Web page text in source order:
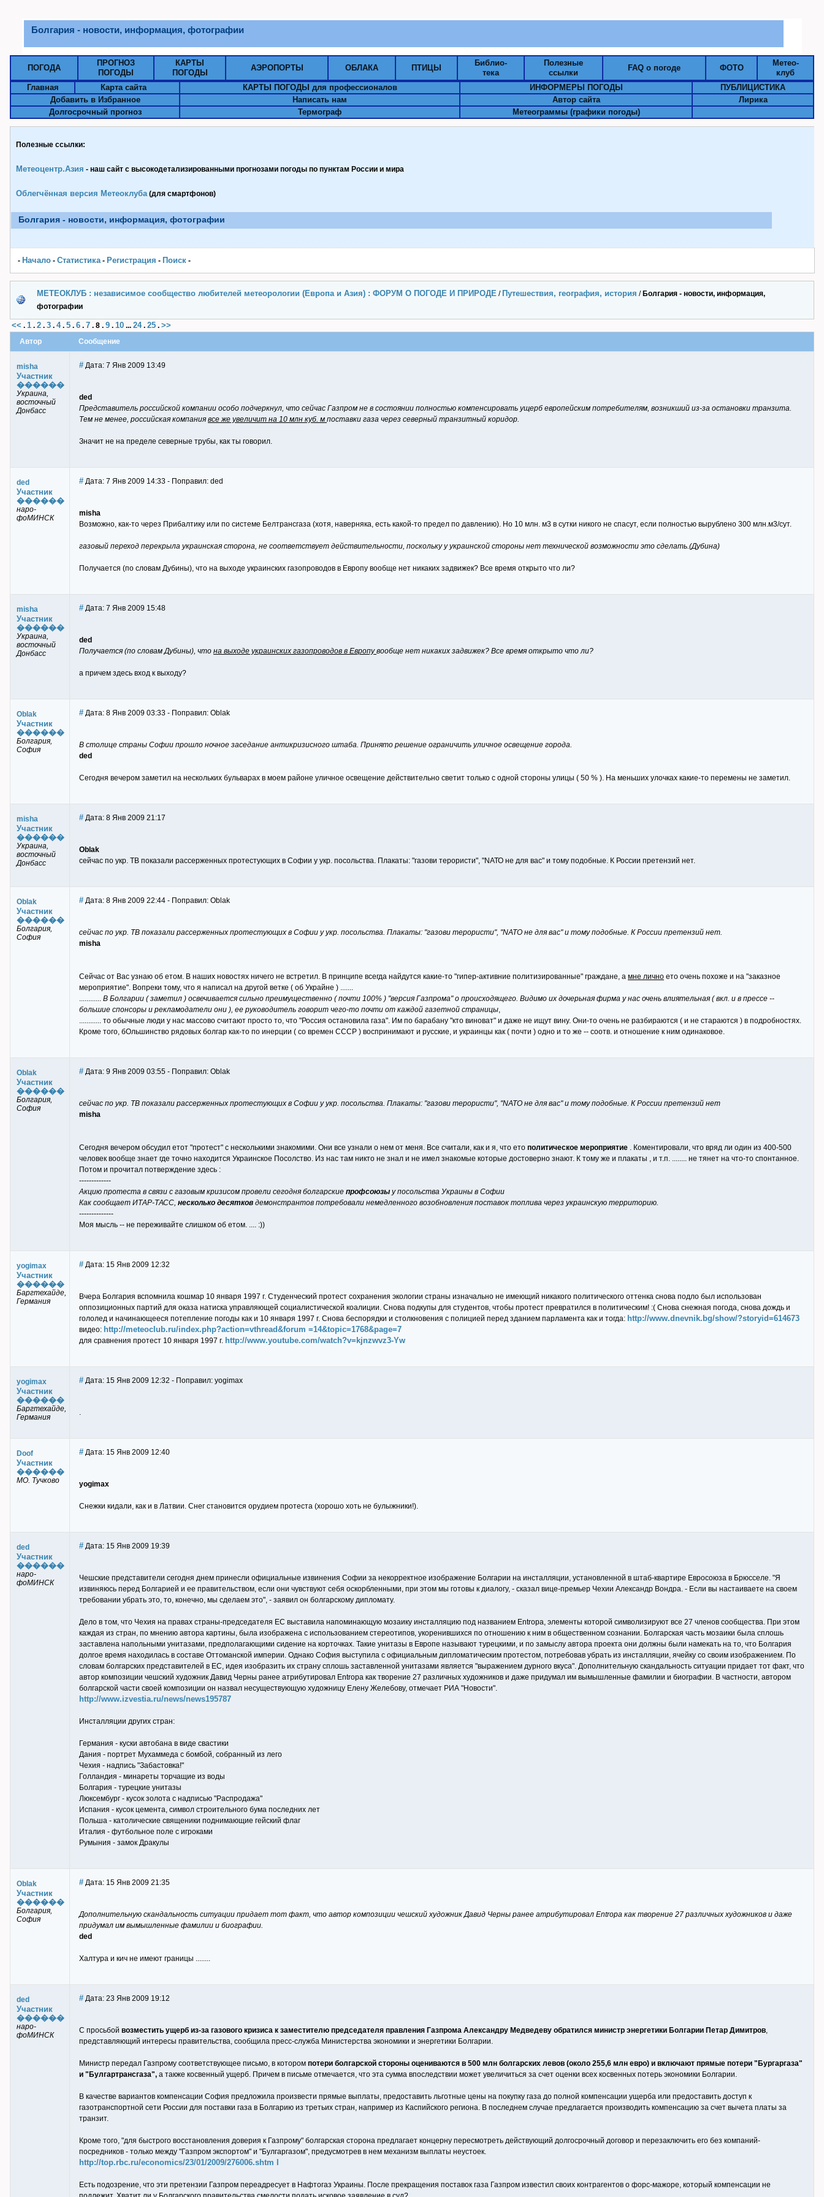
Болгария - новости, информация, фотографии
ПОГОДА
ПРОГНОЗ
ПОГОДЫ
КАРТЫ
ПОГОДЫ
АЭРОПОРТЫ ОБЛАКА ПТИЦЫ
Библио-
тека
Полезные
ссылки
FAQ о погоде ФОТО
Метео-
клуб
Главная
Карта сайта КАРТЫ ПОГОДЫ для профессионалов ИНФОРМЕРЫ ПОГОДЫ
ПУБЛИЦИСТИКА
Добавить в Избранное
Написать нам Автор сайта
Лирика
Долгосрочный прогноз
Термограф Метеограммы (графики погоды)
Полезные ссылки:
Метеоцентр.Азия - наш сайт с высокодетализированными прогнозами погоды по пунктам Pоссии и мира
Облегчённая версия Метеоклуба(для смартфонов)
Болгария - новости, информация, фотографии
- Начало - Статистика- Pегистрация - Поиск -
МЕТЕОКЛУБ : независимое сообщество любителей метеорологии (Европа и Азия) : ФОРУМ О ПОГОДЕ И ПРИРОДЕ / Путешествия, география, история / Болгария - новости, информация,
фотографии
<< . 1 . 2 . 3 . 4. 5 . 6 . 7 . 8 . 9 . 10 ... 24. 25 . >>
Автор Сообщение
misha
Участник
������
Украина,
восточный
Донбасс
# Дата: 7 Янв 2009 13:49
ded
Представитель российской компании особо подчеркнул, что сейчас Газпром не в состоянии полностью компенсировать ущерб европейским потребителям, возникший из-за остановки транзита.
Тем не менее, российская компания все же увеличит на 10 млн куб. м поставки газа через северный транзитный коридор.
Значит не на пределе северные трубы, как ты говорил.
ded
Участник
������
наро-
фоМИНСК
# Дата: 7 Янв 2009 14:33 - Поправил: ded
misha
Возможно, как-то через Прибалтику или по системе Белтрансгаза (хотя, наверняка, есть какой-то предел по давлению). Но 10 млн. м3 в сутки никого не спасут, если полностью вырублено 300 млн.м3/сут.
газовый переход перекрыла украинская сторона, не соответствует действительности, поскольку у украинской стороны нет технической возможности это сделать.(Дубина)
Получается (по словам Дубины), что на выходе украинских газопроводов в Европу вообще нет никаких задвижек? Все время открыто что ли?
misha
Участник
������
Украина,
восточный
Донбасс
# Дата: 7 Янв 2009 15:48
ded
Получается (по словам Дубины), что на выходе украинских газопроводов в Европувообще нет никаких задвижек? Все время открыто что ли?
а причем здесь вход к выходу?
Oblak
Участник
������
Болгария,
София
# Дата: 8 Янв 2009 03:33 - Поправил: Oblak
В столице страны Софии прошло ночное заседание антикризисного штаба. Принято решение ограничить уличное освещение города.
ded
Сегодня вечером заметил на нескольких бульварах в моем районе уличное освещение действительно светит только с одной стороны улицы ( 50 % ). На меньших улочках какие-то перемены не заметил.
misha
Участник
������
Украина,
восточный
Донбасс
# Дата: 8 Янв 2009 21:17
Oblak
сейчас по укр. ТВ показали рассерженных протестующих в Софии у укр. посольства. Плакаты: "газови терористи", "NАТО не для вас" и тому подобные. К России претензий нет.
Oblak
Участник
������
Болгария,
София
# Дата: 8 Янв 2009 22:44 - Поправил: Oblak
сейчас по укр. ТВ показали рассерженных протестующих в Софии у укр. посольства. Плакаты: "газови терористи", "NАТО не для вас" и тому подобные. К России претензий нет.
misha
Сейчас от Вас узнаю об етом. В наших новостях ничего не встретил. В принципе всегда найдутся какие-то "гипер-активние политизированные" граждане, а мне лично ето очень похоже и на "заказное
мероприятие". Вопреки тому, что я написал на другой ветке ( об Украйне ) .......
............ В Болгарии ( заметил ) освечивается сильно преимущественно ( почти 100% ) "версия Газпрома" о происходящего. Видимо их дочерьная фирма у нас очень влиятельная ( вкл. и в прессе --
большие спонсоры и рекламодатели они ), ее руководитель говорит чего-то почти от каждой газетной страницы,
............ то обычные люди у нас массово считают просто то, что "Россия остановила газа". Им по барабану "кто виноват" и даже не ищут вину. Они-то очень не разбираются ( и не стараются ) в подробностях.
Кроме того, бОльшинство рядовых болгар как-то по инерции ( со времен СССР ) воспринимают и русские, и украинцы как ( почти ) одно и то же -- соотв. и отношение к ним одинаковое.
Oblak
Участник
������
Болгария,
София
# Дата: 9 Янв 2009 03:55 - Поправил: Oblak
сейчас по укр. ТВ показали рассерженных протестующих в Софии у укр. посольства. Плакаты: "газови терористи", "NАТО не для вас" и тому подобные. К России претензий нет
misha
Сегодня вечером обсудил етот "протест" с несколькими знакомими. Они все узнали о нем от меня. Все считали, как и я, что ето политическое мероприятие . Коментировали, что вряд ли один из 400-500
человек вообще знает где точно находится Украинское Посолство. Из нас там никто не знал и не имел знакомые которые достоверно знают. К тому же и плакаты , и т.п. ........ не тянет на что-то спонтанное.
Потом и прочитал потверждение здесь :
-------------
Акцию протеста в связи с газовым кризисом провели сегодня болгарские профсоюзы у посольства Украины в Софии
Как сообщает ИТАР-ТАСС, несколько десятков демонстрантов потребовали немедленного возобновления поставок топлива через украинскую территорию.
--------------
Моя мысль -- не переживайте слишком об етом. .... :))
yogimax
Участник
������
Баргтехайде,
Германия
# Дата: 15 Янв 2009 12:32
Вчера Болгария вспомнила кошмар 10 января 1997 г. Студенческий протест сохранения экологии страны изначально не имеющий никакого политического оттенка снова подло был использован
оппозиционных партий для оказа натиска управляющей социалистической коалиции. Снова подкупы для студентов, чтобы протест превратился в политическим! :( Снова снежная погода, снова дождь и
гололед и начинающееся потепление погоды как и 10 января 1997 г. Снова беспорядки и столкновения с полицией перед зданием парламента как и тогда: http://www.dnevnik.bg/show/?storyid=614673
видео: http://meteoclub.ru/index.php?action=vthread&forum =14&topic=1768&page=7
для сравнения протест 10 января 1997 г. http://www.youtube.com/watch?v=kjnzwvz3-Yw
yogimax
Участник
������
Баргтехайде,
Германия
# Дата: 15 Янв 2009 12:32 - Поправил: yogimax
.
Doof
Участник
������
МО. Тучково
# Дата: 15 Янв 2009 12:40
yogimax
Снежки кидали, как и в Латвии. Снег становится орудием протеста (хорошо хоть не булыжники!).
ded
Участник
������
наро-
фоМИНСК
# Дата: 15 Янв 2009 19:39
Чешские представители сегодня днем принесли официальные извинения Софии за некорректное изображение Болгарии на инсталляции, установленной в штаб-квартире Евросоюза в Брюсселе. "Я
извиняюсь перед Болгарией и ее правительством, если они чувствуют себя оскорбленными, при этом мы готовы к диалогу, - сказал вице-премьер Чехии Александр Вондра. - Если вы настаиваете на своем
требовании убрать это, то, конечно, мы сделаем это", - заявил он болгарскому дипломату.
Дело в том, что Чехия на правах страны-председателя ЕС выставила напоминающую мозаику инсталляцию под названием Entropa, элементы которой символизируют все 27 членов сообщества. При этом
каждая из стран, по мнению автора картины, была изображена с использованием стереотипов, укоренившихся по отношению к ним в общественном сознании. Болгарская часть мозаики была сплошь
заставлена напольными унитазами, предполагающими сидение на корточках. Такие унитазы в Европе называют турецкими, и по замыслу автора проекта они должны были намекать на то, что Болгария
долгое время находилась в составе Оттоманской империи. Однако София выступила с официальным дипломатическим протестом, потребовав убрать из инсталляции, ячейку со своим изображением. По
словам болгарских представителей в ЕС, идея изобразить их страну сплошь заставленной унитазами является "выражением дурного вкуса". Дополнительную скандальность ситуации придает тот факт, что
автор композиции чешский художник Давид Черны ранее атрибутировал Entropa как творение 27 различных художников и даже придумал им вымышленные фамилии и биографии. В частности, автором
болгарской части своей композиции он назвал несуществующую художницу Елену Желебову, отмечает РИА "Новости".
http://www.izvestia.ru/news/news195787
Инсталляции других стран:
Германия - куски автобана в виде свастики
Дания - портрет Мухаммеда с бомбой, собранный из лего
Чехия - надпись "Забастовка!"
Голландия - минареты торчащие из воды
Болгария - турецкие унитазы
Люксембург - кусок золота с надписью "Распродажа"
Испания - кусок цемента, символ строительного бума последних лет
Польша - католические священики поднимающие гейский флаг
Италия - футбольное поле с игроками
Румыния - замок Дракулы
Oblak
Участник
������
Болгария,
София
# Дата: 15 Янв 2009 21:35
Дополнительную скандальность ситуации придает тот факт, что автор композиции чешский художник Давид Черны ранее атрибутировал Entropa как творение 27 различных художников и даже
придумал им вымышленные фамилии и биографии.
ded
Халтура и кич не имеют границы ........
ded
Участник
������
наро-
фоМИНСК
# Дата: 23 Янв 2009 19:12
С просьбой возместить ущерб из-за газового кризиса к заместителю председателя правления Газпрома Александру Медведеву обратился министр энергетики Болгарии Петар Димитров,
представляющий интересы правительства, сообщила пресс-служба Министерства экономики и энергетики Болгарии.
Министр передал Газпрому соответствующее письмо, в котором потери болгарской стороны оцениваются в 500 млн болгарских левов (около 255,6 млн евро) и включают прямые потери "Бургаргаза"
и "Булгартрансгаза", а также косвенный ущерб. Причем в письме отмечается, что эта сумма впоследствии может увеличиться за счет оценки всех косвенных потерь экономики Болгарии.
В качестве вариантов компенсации София предложила произвести прямые выплаты, предоставить льготные цены на покупку газа до полной компенсации ущерба или предоставить доступ к
газотранспортной сети России для поставки газа в Болгарию из третьих стран, например из Каспийского региона. В последнем случае предлагается производить компенсацию за счет вычета платы за
транзит.
Кроме того, "для быстрого восстановления доверия к Газпрому" болгарская сторона предлагает концерну пересмотреть действующий долгосрочный договор и перезаключить его без компаний-
посредников - только между "Газпром экспортом" и "Булгаргазом", предусмотрев в нем механизм выплаты неустоек.
http://top.rbc.ru/economics/23/01/2009/276006.shtm l
Есть подозрение, что эти претензии Газпром переадресует в Нафтогаз Украины. После прекращения поставок газа Газпром известил своих контрагентов о форс-мажоре, который компенсации не